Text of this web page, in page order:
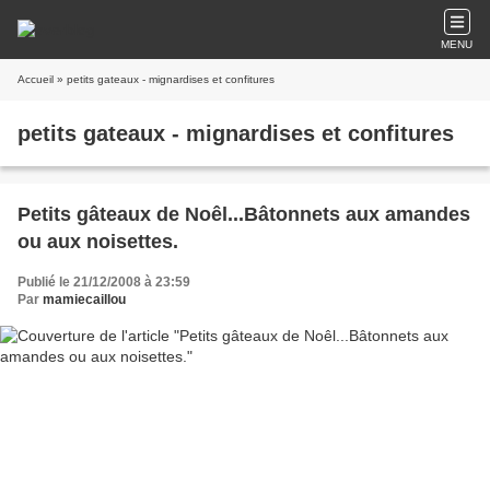
MENU
Accueil » petits gateaux - mignardises et confitures
petits gateaux - mignardises et confitures
Petits gâteaux de Noêl...Bâtonnets aux amandes
ou aux noisettes.
Publié le 21/12/2008 à 23:59
Par mamiecaillou